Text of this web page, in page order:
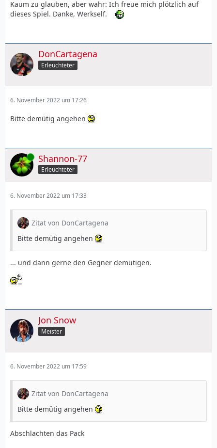
Kaum zu glauben, aber wahr: Ich freue mich plötzlich auf
dieses Spiel. Danke, Werkself.
DonCartagena
Erleuchteter
6. November 2022 um 17:26
Bitte demütig angehen
Online Shannon-77
Erleuchteter
6. November 2022 um 17:33
Zitat von DonCartagena
Bitte demütig angehen
... und dann gerne den Gegner demütigen.
Jon Snow
Meister
6. November 2022 um 17:59
Zitat von DonCartagena
Bitte demütig angehen
Abschlachten das Pack